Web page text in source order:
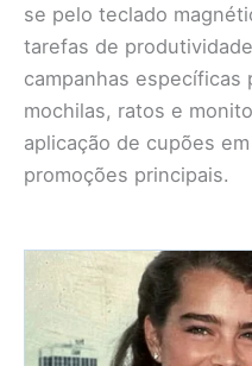
se pelo teclado
tarefas de
campanhas específicas
mochilas, ratos e
aplicação de cupões
promoções principais.